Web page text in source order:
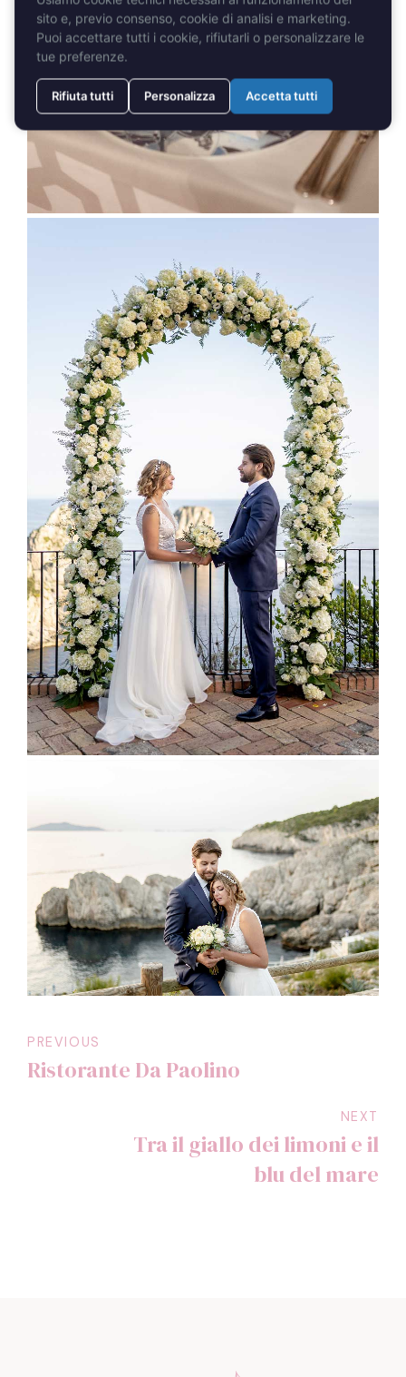
PREVIOUS
Ristorante Da Paolino
NEXT
Tra il giallo dei limoni e il
blu del mare
sito e, previo consenso, cookie di analisi e marketing.
Puoi accettare tutti i cookie, rifiutarli o personalizzare le
tue preferenze.
Rifiuta tutti Personalizza Accetta tutti